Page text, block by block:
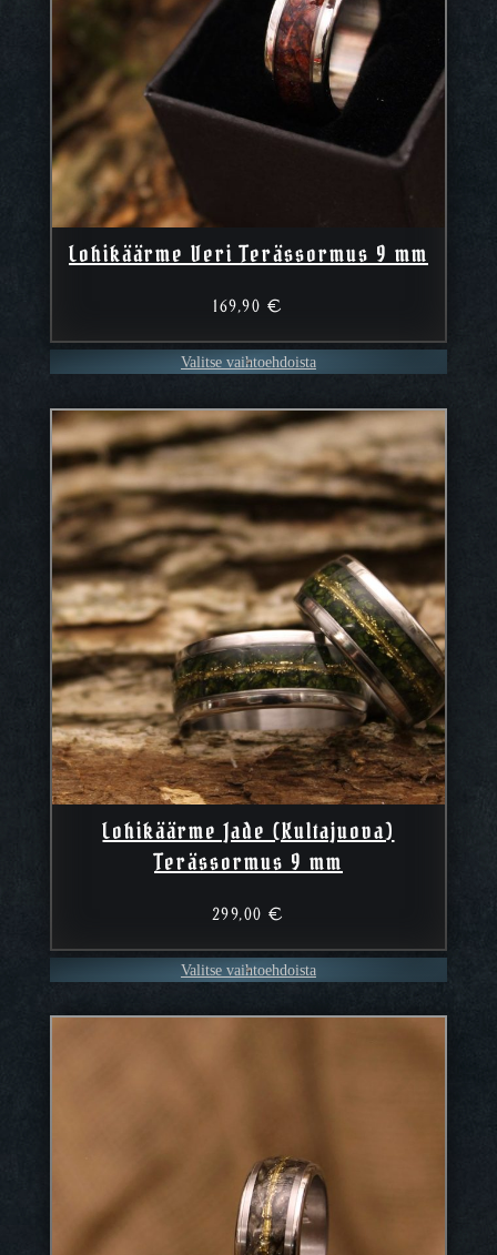
Lohikäärme Veri Terässormus 9 mm
169,90 €
Valitse vaihtoehdoista
Lohikäärme Jade (Kultajuova)
Terässormus 9 mm
299,00€
Valitse vaihtoehdoista